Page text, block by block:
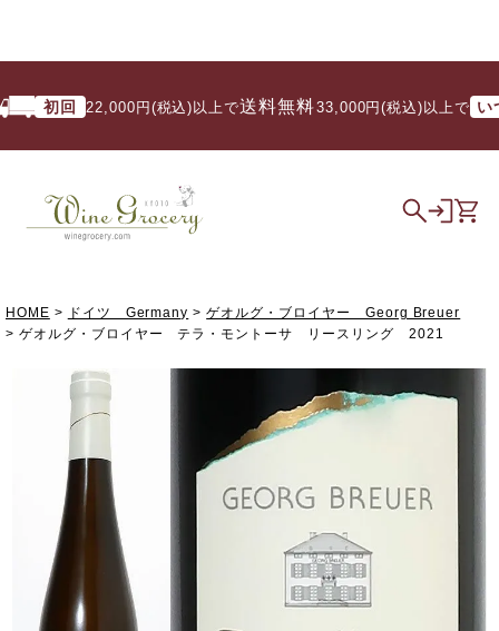
初回 22,000円(税込)以上で送料無料/ 33,000円(税込)以上で いつで
HOME ドイツ Germany
ゲオルグ・ブロイヤー Georg Breuer
ゲオルグ・ブロイヤー テラ・モントーサ リースリング 2021